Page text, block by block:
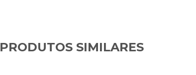
PRODUTOS SIMILARES